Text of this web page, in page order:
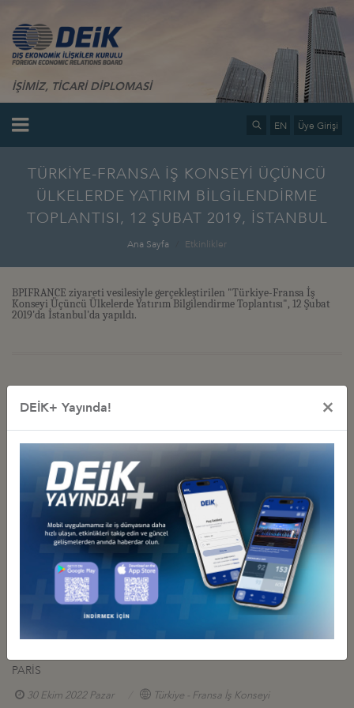
İŞİMİZ, TİCARİ DİPLOMASİ
EN Üye Girişi
TÜRKİYE-FRANSA İŞ KONSEYİ ÜÇÜNCÜ
ÜLKELERDE YATIRIM BİLGİLENDİRME
TOPLANTISI, 12 ŞUBAT 2019, İSTANBUL
Ana Sayfa Etkinlikler
BPIFRANCE ziyareti vesilesiyle gerçekleştirilen "Türkiye-Fransa İş
Konseyi Üçüncü Ülkelerde Yatırım Bilgilendirme Toplantısı", 12 Şubat
2019'da İstanbul'da yapıldı.
DEİK, TÜRKİYE VE FRANSA İŞ İNSANLARINI İSTANBUL’DA BİR
ARAYA GETİRDİ
17 Şubat 2026 Salı Türkiye - Fransa İş Konseyi
YENİ ATANAN FRANSA ANKARA BÜYÜKELÇİSİ İLE AKŞAM
YEMEĞİ, 24 KASIM 2023, İSTANBUL
24 Kasım 2023 Cuma Türkiye - Fransa İş Konseyi
FRANSA ANKARA BÜYÜKELÇİSİNE VEDA YEMEĞİ, 20 TEMMUZ
2023, İSTANBUL
20 Temmuz 2023 Perşembe
PARİS
30 Ekim 2022 Pazar Türkiye - Fransa İş Konseyi
DEİK+ Yayında! ×